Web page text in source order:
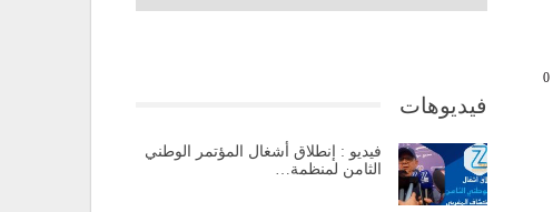
فيديوهات
فيديو : إنطلاق أشغال المؤتمر الوطني
الثامن لمنظمة…